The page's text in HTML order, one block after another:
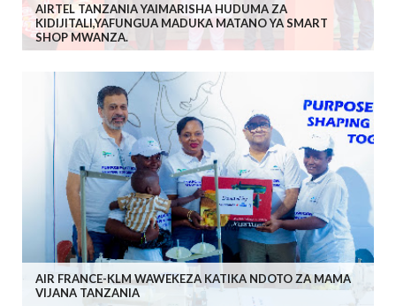
AIRTEL TANZANIA YAIMARISHA HUDUMA ZA
KIDIJITALI,YAFUNGUA MADUKA MATANO YA SMART
SHOP MWANZA.
AIR FRANCE-KLM WAWEKEZA KATIKA NDOTO ZA MAMA
VIJANA TANZANIA